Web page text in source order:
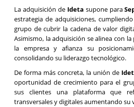
La adquisición de Ideta supone para
estrategia de adquisiciones,
grupo de cubrir la cadena de valor
Asimismo, la adquisición se alinea con
la empresa y afianza su
consolidando su liderazgo tecnológico.
De forma más concreta, la unión de
oportunidad de crecimiento para el
sus clientes una plataforma que
transversales y digitales aumentando su